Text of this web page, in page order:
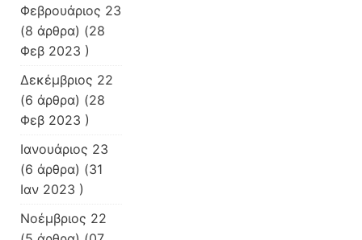
Φεβρουάριος 23
(8 άρθρα) (28
Φεβ 2023 )
Δεκέμβριος 22
(6 άρθρα) (28
Φεβ 2023 )
Ιανουάριος 23
(6 άρθρα) (31
Ιαν 2023 )
Νοέμβριος 22